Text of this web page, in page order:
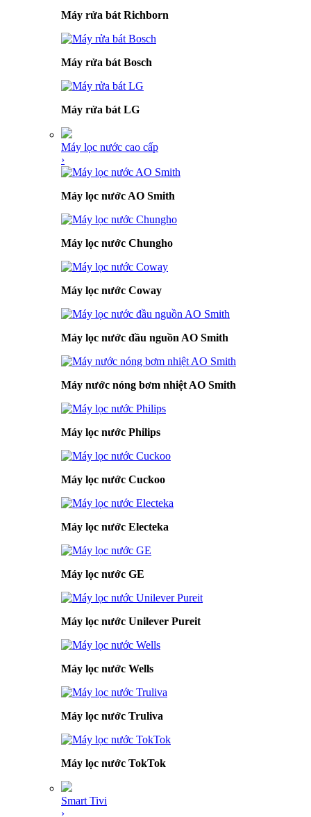
Máy rửa bát Richborn
Máy rửa bát Bosch
Máy rửa bát LG
Máy lọc nước cao cấp
›
Máy lọc nước AO Smith
Máy lọc nước Chungho
Máy lọc nước Coway
Máy lọc nước đầu nguồn AO Smith
Máy nước nóng bơm nhiệt AO Smith
Máy lọc nước Philips
Máy lọc nước Cuckoo
Máy lọc nước Electeka
Máy lọc nước GE
Máy lọc nước Unilever Pureit
Máy lọc nước Wells
Máy lọc nước Truliva
Máy lọc nước TokTok
Smart Tivi
›